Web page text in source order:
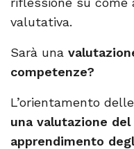
valutativa.
Sarà una
competenze?
L’orientamento
una valutazione del
apprendimento